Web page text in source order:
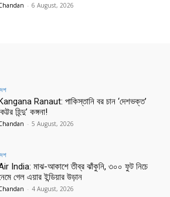
- 6 August, 2026
Ranaut: পাকিস্তানি বর চান ‘দেশভক্ত’
হিন্দু’ কঙ্গনা!
- 5 August, 2026
India: মাঝ-আকাশে তীব্র ঝাঁকুনি, ৩০০ ফুট নিচে
গেল এয়ার ইন্ডিয়ার উড়ান
- 4 August, 2026